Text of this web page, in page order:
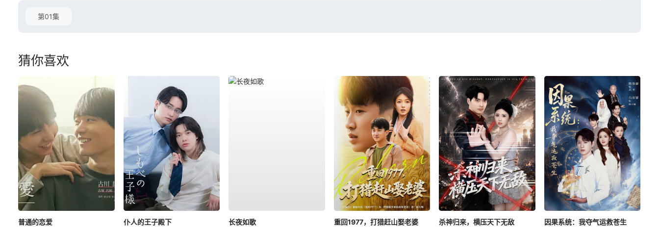
第01集
猜你喜欢
普通的恋爱
仆人的王子殿下
长夜如歌
重回1977，打猎赶山娶老婆
杀神归来，横压天下无敌
因果系统：我夺气运救苍生